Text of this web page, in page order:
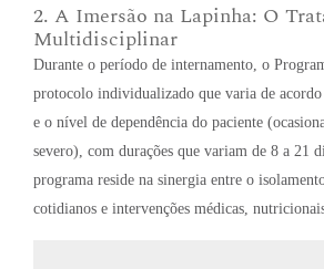
2. A Imersão na Lapinha: O
Multidisciplinar
Durante o período de internamento, o
protocolo individualizado que varia de acordo
e o nível de dependência do paciente
severo), com durações que variam de 8 a 21
programa reside na sinergia entre o
cotidianos e intervenções médicas,